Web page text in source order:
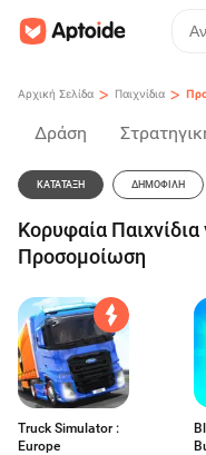
Αρχική Σελίδα > Παιχνίδια >
Δράση
ΚΑΤΆΤΑΞΗ ΔΗΜΟΦΙΛΉ
Κορυφαία
Προσομοίωση
Truck Simulator :
Europe